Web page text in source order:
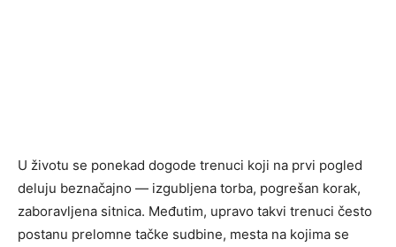
U životu se ponekad dogode trenuci koji na prvi pogled
deluju beznačajno — izgubljena torba, pogrešan korak,
zaboravljena sitnica. Međutim, upravo takvi trenuci često
postanu prelomne tačke sudbine, mesta na kojima se